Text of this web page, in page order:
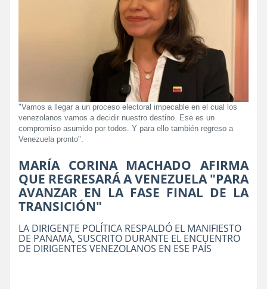
"Vamos a llegar a un proceso electoral impecable en el cual los
venezolanos vamos a decidir nuestro destino. Ese es un
compromiso asumido por todos. Y para ello también regreso a
Venezuela pronto".
MARÍA CORINA MACHADO AFIRMA
QUE REGRESARÁ A VENEZUELA "PARA
AVANZAR EN LA FASE FINAL DE LA
TRANSICIÓN"
LA DIRIGENTE POLÍTICA RESPALDÓ EL MANIFIESTO
DE PANAMÁ, SUSCRITO DURANTE EL ENCUENTRO
DE DIRIGENTES VENEZOLANOS EN ESE PAÍS